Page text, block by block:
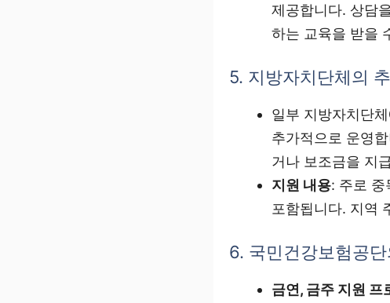
제공합니다. 상담
하는 교육을 받을
5. 지방자치단체의
일부 지방자치단
추가적으로 운영
거나 보조금을 지
지원 내용: 주로 중
포함됩니다. 지역
6. 국민건강보험공
금연, 금주 지원 프